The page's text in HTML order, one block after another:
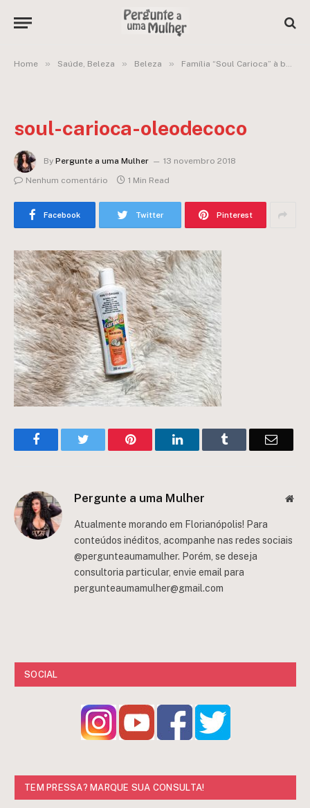
Home » Saúde, Beleza » Beleza » Família “Soul Carioca” à base de LEITE DE COCO promete hidratação e leveza para lisas e cacheadas – Sou Dessas
soul-carioca-oleodecoco
By Pergunte a uma Mulher
13 novembro 2018
Nenhum comentário
1 Min Read
Facebook Twitter Pinterest
FacebookTwitter Pinterest LinkedInTumblr Email
Pergunte a uma Mulher
Atualmente morando em Florianópolis! Para
conteúdos inéditos, acompanhe nas redes sociais
@pergunteaumamulher. Porém, se deseja
consultoria particular, envie email para
pergunteaumamulher@gmail.com
SOCIAL
TEM PRESSA? MARQUE SUA CONSULTA!